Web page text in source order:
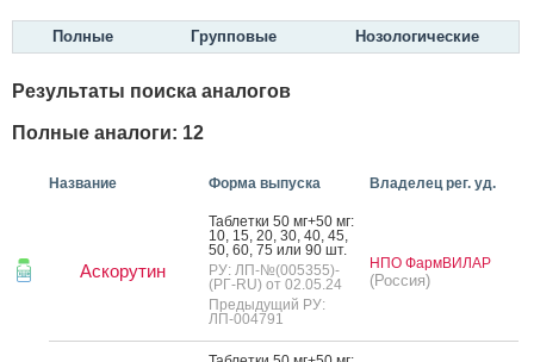
Полные Групповые Нозологические
Результаты поиска аналогов
Полные аналоги: 12
Название Форма выпуска Владелец рег. уд.
Аскорутин
Таб­летки 50 мг+50 мг:
10, 15, 20, 30, 40, 45,
50, 60, 75 или 90 шт.
РУ: ЛП-№(005355)-
(РГ-RU) от 02.05.24
Предыдущий РУ:
ЛП-004791
НПО ФармВИЛАР
(Россия)